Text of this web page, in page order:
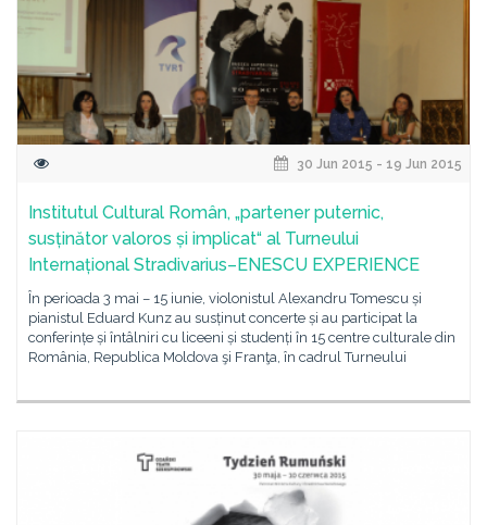
30 Jun 2015 - 19 Jun 2015
Institutul Cultural Român, „partener puternic,
susținător valoros și implicat“ al Turneului
Internațional Stradivarius–ENESCU EXPERIENCE
În perioada 3 mai – 15 iunie, violonistul Alexandru Tomescu și
pianistul Eduard Kunz au susținut concerte și au participat la
conferințe și întâlniri cu liceeni și studenți în 15 centre culturale din
România, Republica Moldova şi Franţa, în cadrul Turneului